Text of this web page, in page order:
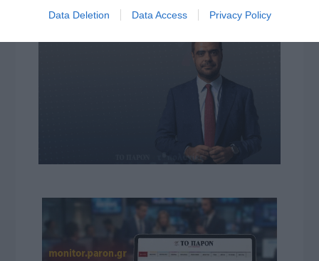
Data Deletion Data Access Privacy Policy
με τα…